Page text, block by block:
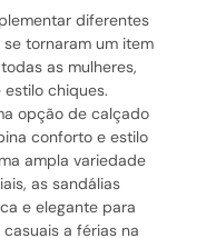
diferentes
tornaram um item
as mulheres,
chiques.
opção de calçado
conforto e estilo
ampla variedade
as sandálias
e elegante para
a férias na